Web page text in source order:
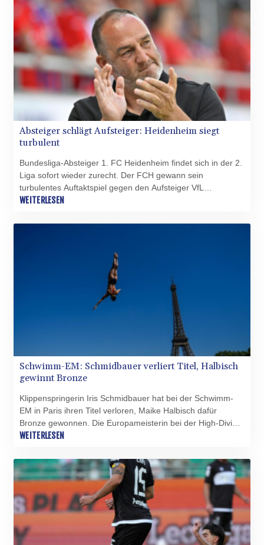
XCD 3.124515
XCG 2.077474
XDR 0.81579
XOF 655.948849
XPF 119.331742
YER 275.626884
ZAR 18.667336
ZMK 10406.612213
ZMW 21.75673
ZWL 372.275202
Absteiger schlägt Aufsteiger: Heidenheim siegt
turbulent
Bundesliga-Absteiger 1. FC Heidenheim findet sich in der 2.
Liga sofort wieder zurecht. Der FCH gewann sein
turbulentes Auftaktspiel gegen den Aufsteiger VfL
Osnabrück am Samstag mit 4:3 (3:2) und sortierte sich wie
WEITERLESEN
Schwimm-EM: Schmidbauer verliert Titel, Halbisch
gewinnt Bronze
Klippenspringerin Iris Schmidbauer hat bei der Schwimm-
EM in Paris ihren Titel verloren, Maike Halbisch dafür
Bronze gewonnen. Die Europameisterin bei der High-Diving-
Premiere 2022 in Rom kam bei den letzten beiden von
auf 271,05 Punkten auf Platz fünf.
WEITERLESEN